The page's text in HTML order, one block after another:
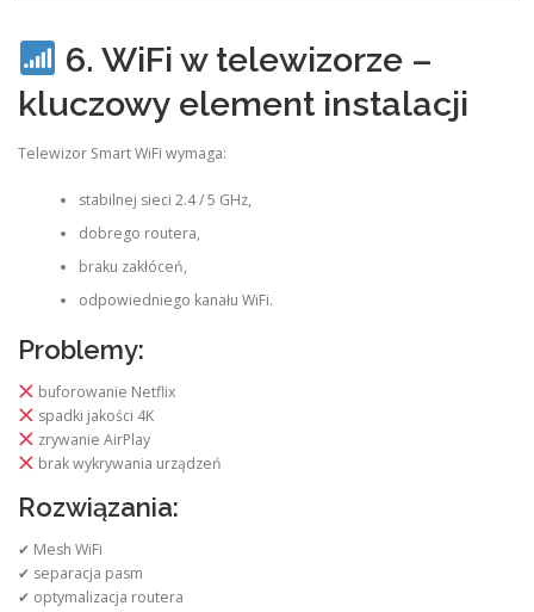
6. WiFi w telewizorze –
kluczowy element instalacji
Telewizor Smart WiFi wymaga:
stabilnej sieci 2.4 / 5 GHz,
dobrego routera,
braku zakłóceń,
odpowiedniego kanału WiFi.
Problemy:
buforowanie Netflix
spadki jakości 4K
zrywanie AirPlay
brak wykrywania urządzeń
Rozwiązania:
✔ Mesh WiFi
✔ separacja pasm
✔ optymalizacja routera